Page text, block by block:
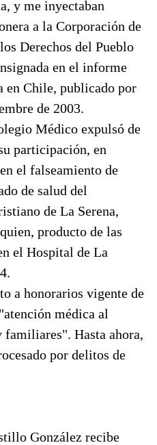
y me inyectaban
a la Corporación de
Derechos del Pueblo
en el informe
en Chile, publicado por
de 2003.
Médico expulsó de
participación, en
el falseamiento de
de salud del
de La Serena,
producto de las
el Hospital de La
a honorarios vigente de
médica al
Hasta ahora,
por delitos de
González recibe